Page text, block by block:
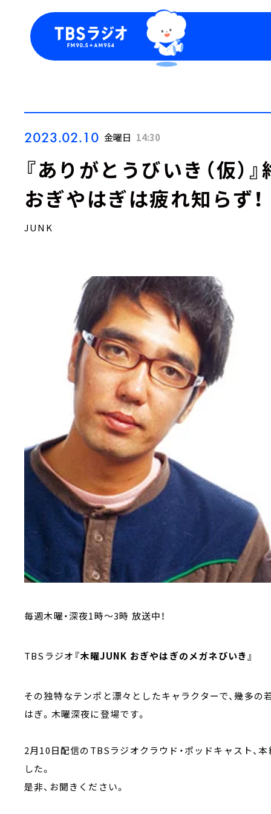
2023.02.10 金曜日 14:30
『ありがとうびいき（仮
おぎやはぎは疲れ知らず！
JUNK
毎週木曜・深夜1時～3時 放送中！
TBSラジオ 『木曜JUNK おぎやはぎのメガネびいき』
その独特なテンポと漂々としたキャラクターで、幾多
はぎ。木曜深夜に登場です。
2月10日配信のTBSラジオクラウド・ポッドキャスト、
した。
是非、お聞きください。